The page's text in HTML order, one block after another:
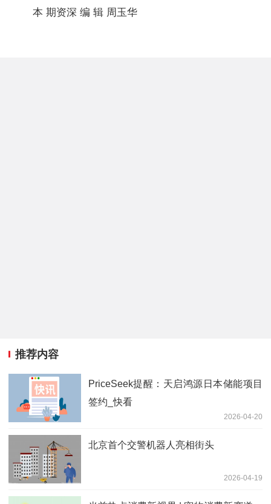
本 期资深 编 辑 周玉华
推荐内容
PriceSeek提醒：天启鸿源日本储能项目
签约_快看
2026-04-20
北京首个交警机器人亮相街头
2026-04-19